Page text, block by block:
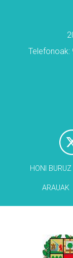
Telefonoak:
HONI BURUZ
ARAUAK